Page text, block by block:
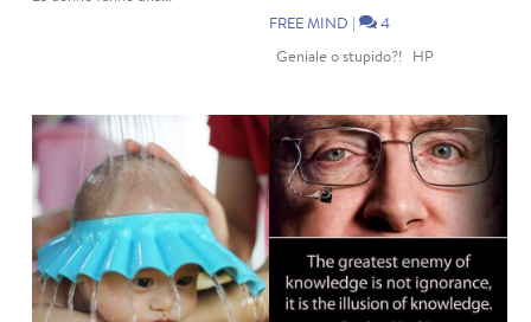
FREE MIND |
4
Geniale o stupido?! HP